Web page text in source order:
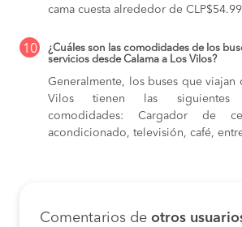
cama cuesta alrededor de
10
¿Cuáles son las comodidades de los
servicios desde Calama a Los Vilos?
Generalmente, los buses que viajan
Vilos tienen las siguientes
comodidades: Cargador de
acondicionado, televisión, café,
Comentarios de otros